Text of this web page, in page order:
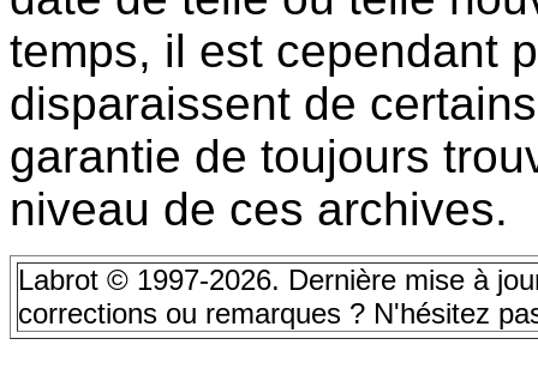
temps, il est cependant
disparaissent de
garantie de toujours
niveau de ces archives.
Labrot © 1997-2026. Dernière mise à
corrections ou remarques ? N'hésitez